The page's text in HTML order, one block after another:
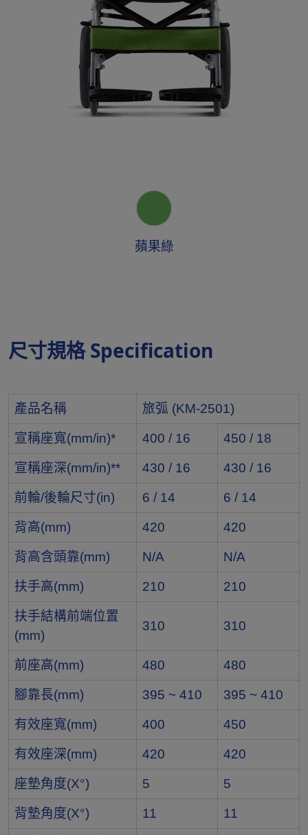
蘋果綠
尺寸規格 Specification
產品名稱 旅弧 (KM-2501)
宣稱座寬(mm/in)* 400 / 16 450 / 18
宣稱座深(mm/in)** 430 / 16 430 / 16
前輪/後輪尺寸(in) 6 / 14 6 / 14
背高(mm) 420 420
背高含頭靠(mm) N/A N/A
扶手高(mm) 210 210
扶手結構前端位置
(mm)
310 310
前座高(mm) 480 480
腳靠長(mm) 395 ~ 410 395 ~ 410
有效座寬(mm) 400 450
有效座深(mm) 420 420
座墊角度(X°) 5 5
背墊角度(X°) 11 11